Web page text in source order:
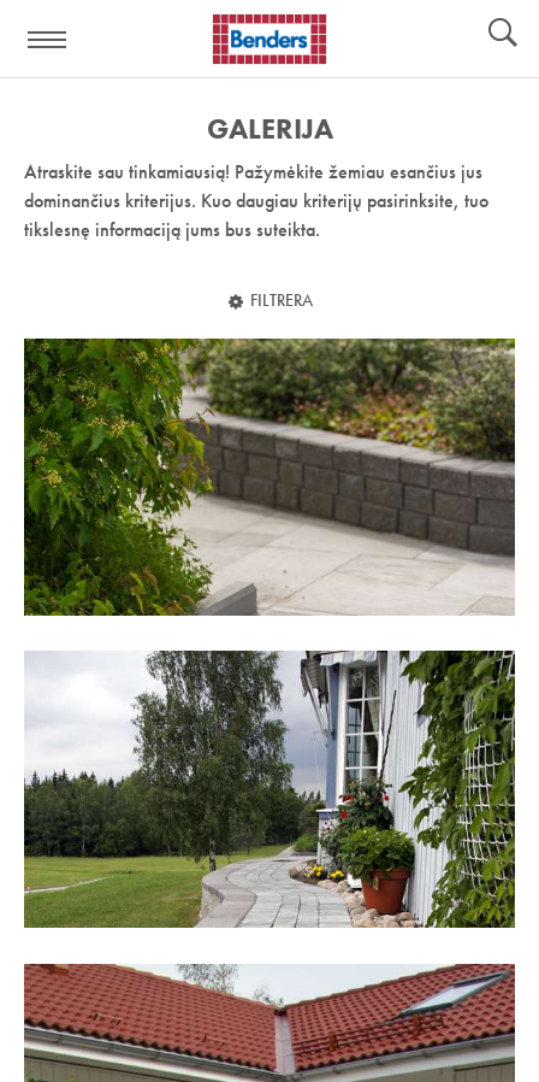
nuoroda:
GALERIJA
Atraskite sau tinkamiausią! Pažymėkite žemiau esančius jus
dominančius kriterijus. Kuo daugiau kriterijų pasirinksite, tuo
tikslesnę informaciją jums bus suteikta.
FILTRERA